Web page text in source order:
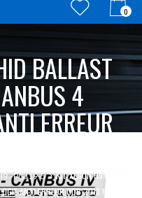
0
BALLAST
4
ERREUR
- PGJ19-5
KIT XENON H9 HID
ANTI ERREUR ODB 2013 !!